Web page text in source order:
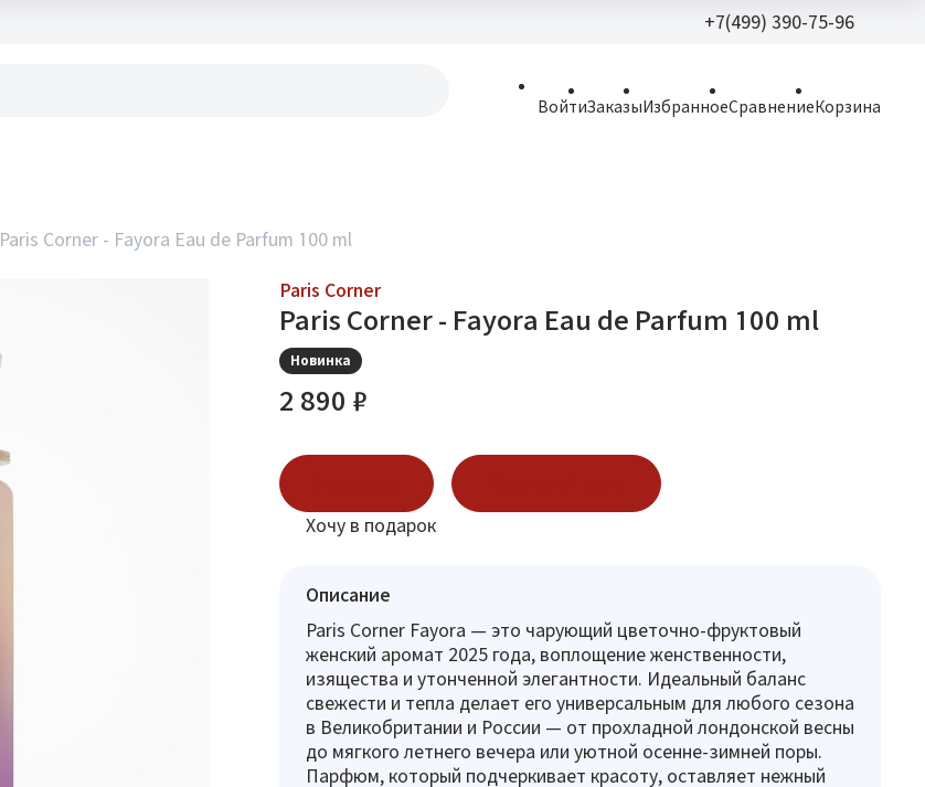
+7(499) 390-75-96
ВойтиЗаказыИзбранноеСравнениеКорзина
Paris Corner - Fayora Eau de Parfum 100 ml
Paris Corner
Paris Corner - Fayora Eau de Parfum 100 ml
Новинка
2 890 ₽
Хочу в подарок
Описание
Paris Corner Fayora — это чарующий цветочно-фруктовый
женский аромат 2025 года, воплощение женственности,
изящества и утонченной элегантности. Идеальный баланс
свежести и тепла делает его универсальным для любого сезона
в Великобритании и России — от прохладной лондонской весны
до мягкого летнего вечера или уютной осенне-зимней поры.
Парфюм, который подчеркивает красоту, оставляет нежный